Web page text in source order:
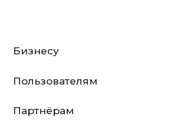
Бизнесу
Пользователям
Партнёрам